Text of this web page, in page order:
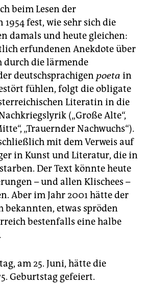
beim Lesen der
1954 fest, wie sehr sich die
damals und heute gleichen:
erfundenen Anekdote über
durch die lärmende
deutschsprachigen poeta in
fühlen, folgt die obligate
Literatin in die
(„Große Alte“,
„Trauernder Nachwuchs“).
mit dem Verweis auf
in Kunst und Literatur, die in
Der Text könnte heute
– und allen Klischees –
Aber im Jahr 2001 hätte der
bekannten, etwas spröden
bestenfalls eine halbe
am 25. Juni, hätte die
Geburtstag gefeiert.